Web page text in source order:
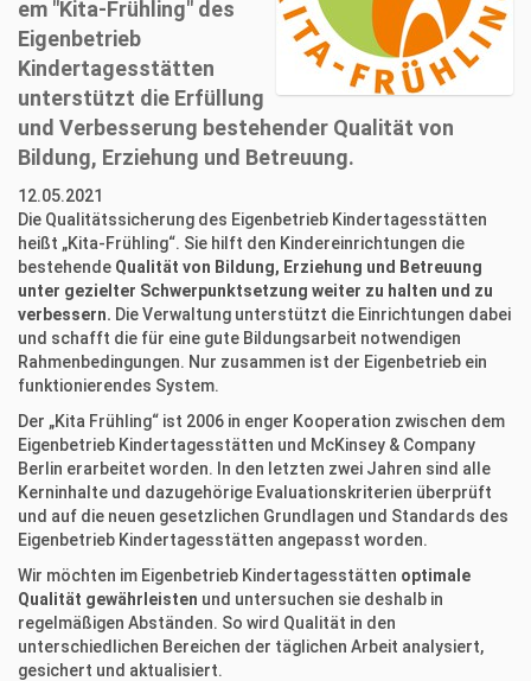
em "Kita-Frühling" des
Eigenbetrieb
Kindertagesstätten
unterstützt die Erfüllung
und Verbesserung bestehender Qualität von
Bildung, Erziehung und Betreuung.
12.05.2021
Die Qualitätssicherung des Eigenbetrieb Kindertagesstätten
heißt „Kita-Frühling“. Sie hilft den Kindereinrichtungen die
bestehende Qualität von Bildung, Erziehung und Betreuung
unter gezielter Schwerpunktsetzung weiter zu halten und zu
verbessern. Die Verwaltung unterstützt die Einrichtungen dabei
und schafft die für eine gute Bildungsarbeit notwendigen
Rahmenbedingungen. Nur zusammen ist der Eigenbetrieb ein
funktionierendes System.
Der „Kita Frühling“ ist 2006 in enger Kooperation zwischen dem
Eigenbetrieb Kindertagesstätten und McKinsey & Company
Berlin erarbeitet worden. In den letzten zwei Jahren sind alle
Kerninhalte und dazugehörige Evaluationskriterien überprüft
und auf die neuen gesetzlichen Grundlagen und Standards des
Eigenbetrieb Kindertagesstätten angepasst worden.
Wir möchten im Eigenbetrieb Kindertagesstätten optimale
Qualität gewährleisten und untersuchen sie deshalb in
regelmäßigen Abständen. So wird Qualität in den
unterschiedlichen Bereichen der täglichen Arbeit analysiert,
gesichert und aktualisiert.